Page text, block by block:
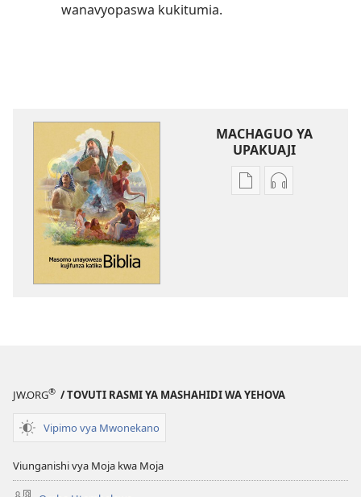
wanavyopaswa kukitumia.
MACHAGUO YA
UPAKUAJI
MbinuMbinu
JW.ORG® / TOVUTI RASMI YA MASHAHIDI WA YEHOVA
Vipimo vya Mwonekano
Viunganishi vya Moja kwa Moja